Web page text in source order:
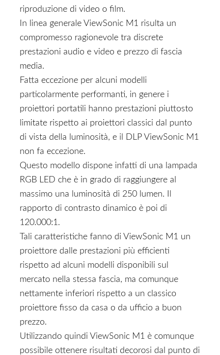
riproduzione di video o film.
In linea generale ViewSonic M1 risulta un
compromesso ragionevole tra discrete
prestazioni audio e video e prezzo di fascia
media.
Fatta eccezione per alcuni modelli
particolarmente performanti, in genere i
proiettori portatili hanno prestazioni piuttosto
limitate rispetto ai proiettori classici dal punto
di vista della luminosità, e il DLP ViewSonic M1
non fa eccezione.
Questo modello dispone infatti di una lampada
RGB LED che è in grado di raggiungere al
massimo una luminosità di 250 lumen. Il
rapporto di contrasto dinamico è poi di
120.000:1.
Tali caratteristiche fanno di ViewSonic M1 un
proiettore dalle prestazioni più efficienti
rispetto ad alcuni modelli disponibili sul
mercato nella stessa fascia, ma comunque
nettamente inferiori rispetto a un classico
proiettore fisso da casa o da ufficio a buon
prezzo.
Utilizzando quindi ViewSonic M1 è comunque
possibile ottenere risultati decorosi dal punto di